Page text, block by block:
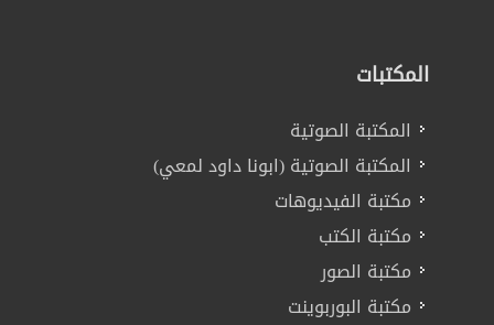
المكتبات
المكتبة الصوتية
المكتبة الصوتية (ابونا داود لمعي)
مكتبة الفيديوهات
مكتبة الكتب
مكتبة الصور
مكتبة البوربوينت